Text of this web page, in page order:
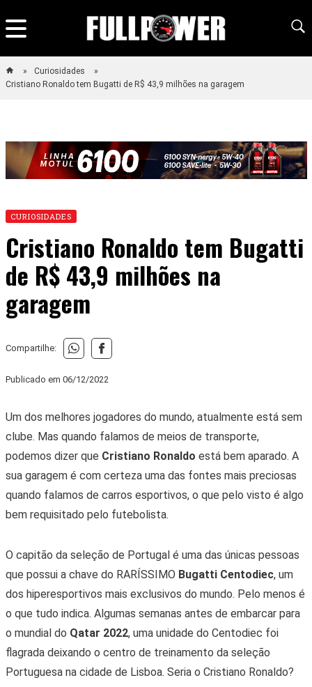
Curiosidades
Cristiano Ronaldo tem Bugatti de R$ 43,9 milhões na garagem
CURIOSIDADES
Cristiano Ronaldo tem Bugatti
de R$ 43,9 milhões na
garagem
Compartilhe:
Publicado em 06/12/2022
Um dos melhores jogadores do mundo, atualmente está sem
clube. Mas quando falamos de meios de transporte,
podemos dizer que Cristiano Ronaldo está bem aparado. A
sua garagem é com certeza uma das fontes mais preciosas
quando falamos de carros esportivos, o que pelo visto é algo
bem requisitado pelo futebolista.
O capitão da seleção de Portugal é uma das únicas pessoas
que possui a chave do RARÍSSIMO Bugatti Centodiec, um
dos hiperesportivos mais exclusivos do mundo. Pelo menos é
o que tudo indica. Algumas semanas antes de embarcar para
o mundial do Qatar 2022, uma unidade do Centodiec foi
flagrada deixando o centro de treinamento da seleção
Portuguesa na cidade de Lisboa. Seria o Cristiano Ronaldo?